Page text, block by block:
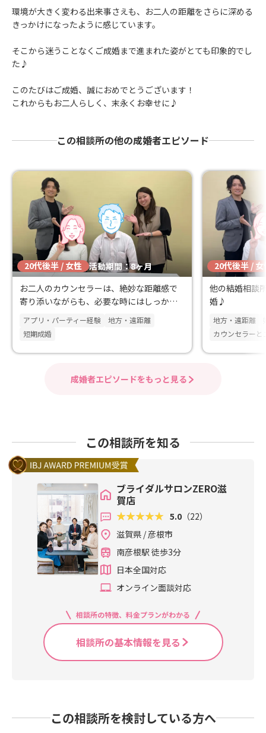
環境が大きく変わる出来事さえも、お二人の距離をさらに深める
きっかけになったように感じています。
そこから迷うことなくご成婚まで進まれた姿がとても印象的でし
た♪
このたびはご成婚、誠におめでとうございます！
これからもお二人らしく、末永くお幸せに♪
この相談所の他の成婚者エピソード
20代後半 / 女性 活動期間：8ヶ月
お二人のカウンセラーは、絶妙な距離感で
寄り添いながらも、必要な時にはしっかり
サポートしてくださる方々でした。
アプリ・パーティー経験
地方・遠距離
短期成婚
20代後半 / 女
他の結婚相談
婚♪
地方・遠距離
カウンセラーと
成婚者エピソードをもっと見る
この相談所を知る
ブライダルサロンZERO滋
賀店
5.0 （22）
滋賀県 / 彦根市
南彦根駅 徒歩3分
日本全国対応
オンライン面談対応
相談所の特徴、料金プランがわかる
相談所の基本情報を見る
この相談所を検討している方へ